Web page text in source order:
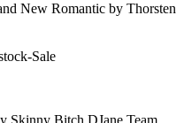
New Romantic by Thorsten
Sale
Skinny Bitch DJane Team